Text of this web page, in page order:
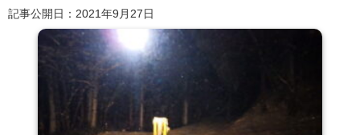
記事公開日：2021年9月27日